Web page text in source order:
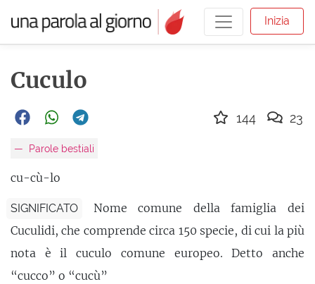
Inizia
Cuculo
Parole bestiali
cu-cù-lo
SIGNIFICATO
Nome comune della famiglia dei
Cuculidi, che comprende circa 150 specie, di cui la più
nota è il cuculo comune europeo. Detto anche
“cucco” o “cucù”
144 23